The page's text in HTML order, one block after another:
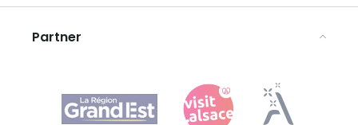
Avvertenze legali
Agence Régionale du Tourisme Grand Est
Partner